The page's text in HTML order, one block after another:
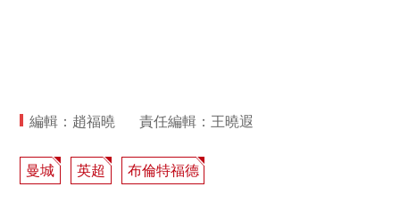
編輯：趙福曉 責任編輯：王曉遐
曼城 英超 布倫特福德